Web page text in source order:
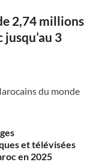
2,74 millions
3
du monde
et télévisées
en 2025